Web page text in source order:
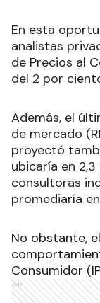
En esta
analistas
de Precios al
del 2 por
Además, el
de mercado
proyectó
ubicaría en
consultoras
promediaría
No obstante,
Consumidor
Ads